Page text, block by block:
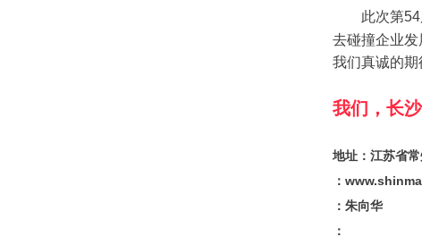
此次第
去碰撞企业发
我们真诚的期
我们，长
地址：江苏省
：
：朱向华
：